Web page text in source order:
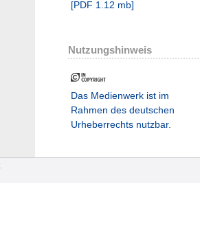
[PDF 1.12 mb]
Nutzungshinweis
Das Medienwerk ist im
Rahmen des deutschen
Urheberrechts nutzbar.